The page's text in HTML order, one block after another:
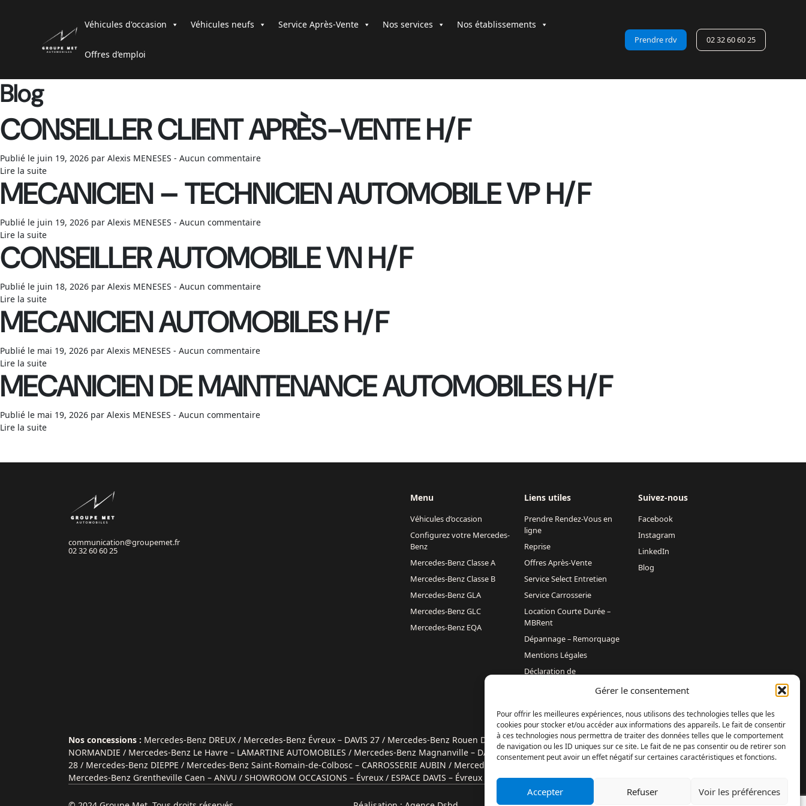
Gérer le consentement
Pour offrir les meilleures expériences, nous utilisons des technologies telles que les
cookies pour stocker et/ou accéder aux informations des appareils. Le fait de consentir
à ces technologies nous permettra de traiter des données telles que le comportement
de navigation ou les ID uniques sur ce site. Le fait de ne pas consentir ou de retirer son
consentement peut avoir un effet négatif sur certaines caractéristiques et fonctions.
Accepter Refuser Voir les préférences
Véhicules d'occasion Véhicules neufs Service Après-Vente Nos services Nos établissements
Offres d’emploi
Prendre rdv 02 32 60 60 25
Blog
CONSEILLER CLIENT APRÈS-VENTE H/F
Publié le juin 19, 2026 par Alexis MENESES - Aucun commentaire
Lire la suite
MECANICIEN – TECHNICIEN AUTOMOBILE VP H/F
Publié le juin 19, 2026 par Alexis MENESES - Aucun commentaire
Lire la suite
CONSEILLER AUTOMOBILE VN H/F
Publié le juin 18, 2026 par Alexis MENESES - Aucun commentaire
Lire la suite
MECANICIEN AUTOMOBILES H/F
Publié le mai 19, 2026 par Alexis MENESES - Aucun commentaire
Lire la suite
MECANICIEN DE MAINTENANCE AUTOMOBILES H/F
Publié le mai 19, 2026 par Alexis MENESES - Aucun commentaire
Lire la suite
communication@groupemet.fr
02 32 60 60 25
Menu
Véhicules d’occasion
Configurez votre Mercedes-
Benz
Mercedes-Benz Classe A
Mercedes-Benz Classe B
Mercedes-Benz GLA
Mercedes-Benz GLC
Mercedes-Benz EQA
Liens utiles
Prendre Rendez-Vous en
ligne
Reprise
Offres Après-Vente
Service Select Entretien
Service Carrosserie
Location Courte Durée –
MBRent
Dépannage – Remorquage
Mentions Légales
Déclaration de
Suivez-nous
Facebook
Instagram
LinkedIn
Blog
Nos concessions : Mercedes-Benz DREUX / Mercedes-Benz Évreux – DAVIS 27 / Mercedes-Benz Rouen DAVIS 76 /Mercedes-Benz Mondeville Caen – AUBIN
NORMANDIE / Mercedes-Benz Le Havre – LAMARTINE AUTOMOBILES / Mercedes-Benz Magnanville – DAVIS MONGAZONS /Mercedes-Benz Fontenay-sur-Eure – DAVIS
28 / Mercedes-Benz DIEPPE / Mercedes-Benz Saint-Romain-de-Colbosc – CARROSSERIE AUBIN / Mercedes-Benz Lisieux SOVELEX /
Mercedes-Benz Le Havre – ANVU /
Mercedes-Benz Grentheville Caen – ANVU / SHOWROOM OCCASIONS – Évreux / ESPACE DAVIS – Évreux /